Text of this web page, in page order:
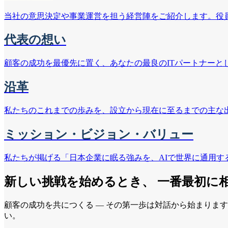
当社の意思決定や事業運営を担う経営陣をご紹介します。
代表の想い
顧客の成功を最優先に置く、あなたの最良のITパートナーと
沿革
私たちのこれまでの歩みを、設立から現在に至るまでの主
ミッション・ビジョン・バリュー
私たちが掲げる「日本企業に眠る強みを、AIで世界に通用
新しい挑戦を始めるとき、 一番最初に
顧客の成功を共につくる — その第一歩は対話から始まりま
い。